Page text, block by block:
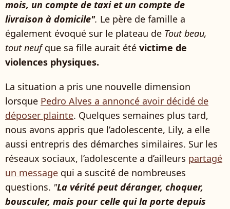
mois, un compte de taxi et un compte de
livraison à domicile". Le père de famille a
également évoqué sur le plateau de Tout beau,
tout neufque sa fille aurait été victime de
violences physiques.
La situation a pris une nouvelle dimension
lorsque Pedro Alves a annoncé avoir décidé de
déposer plainte. Quelques semaines plus tard,
nous avons appris que l’adolescente, Lily, a elle
aussi entrepris des démarches similaires. Sur les
réseaux sociaux, l’adolescente a d’ailleurs partagé
un message qui a suscité de nombreuses
questions. "La vérité peut déranger, choquer,
bousculer, mais pour celle qui la porte depuis